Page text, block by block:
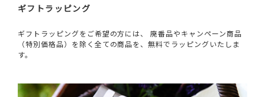
ギフトラッピング
ギフトラッピングをご希望の方には、 廃番品やキャンペーン商品
（特別価格品）を除く全ての商品を、無料でラッピングいたしま
す。